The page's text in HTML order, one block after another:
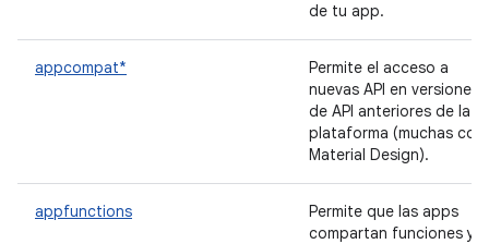
de tu app.
appcompat*
Permite el acceso a
nuevas API en versiones
de API anteriores de la
plataforma (muchas con
Material Design).
appfunctions
Permite que las apps
compartan funciones y